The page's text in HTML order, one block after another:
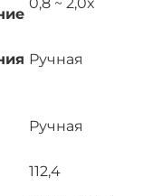
Ручная
Ручная
112,4